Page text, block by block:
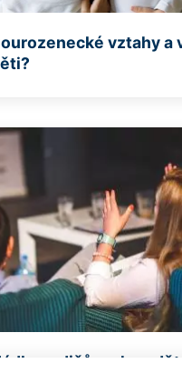
vztahy a
rodičů mohou